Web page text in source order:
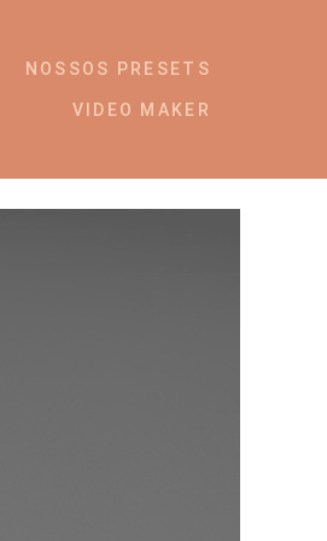
NOSSOS PRESETS
VIDEO MAKER